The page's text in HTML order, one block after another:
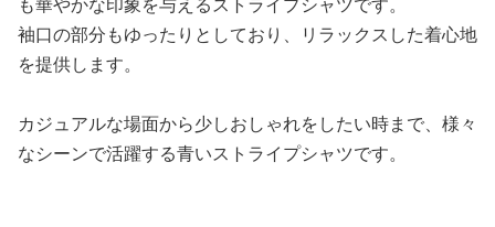
袖口の部分もゆったりとしており、リラックスした着心地
を提供します。
カジュアルな場面から少しおしゃれをしたい時まで、様々
なシーンで活躍する青いストライプシャツです。